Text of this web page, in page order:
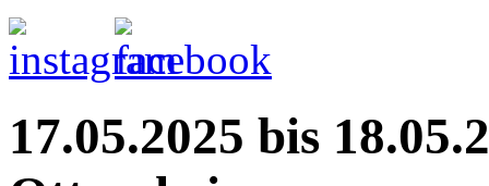
17.05.2025 bis